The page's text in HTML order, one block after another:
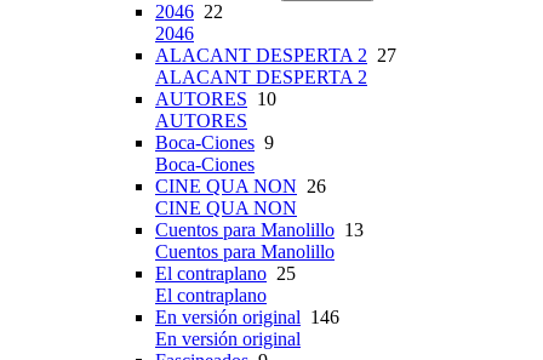
2046 22
2046
ALACANT DESPERTA 2 27
ALACANT DESPERTA 2
AUTORES 10
AUTORES
Boca-Ciones 9
Boca-Ciones
CINE QUA NON 26
CINE QUA NON
Cuentos para Manolillo 13
Cuentos para Manolillo
El contraplano 25
El contraplano
En versión original 146
En versión original